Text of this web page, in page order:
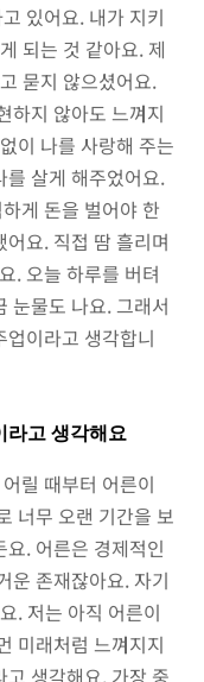
있어요. 내가 지키
되는 것 같아요. 제
묻지 않으셨어요.
하지 않아도 느껴지
이 나를 사랑해 주는
를 살게 해주었어요.
게 돈을 벌어야 한
요. 직접 땀 흘리며
. 오늘 하루를 버텨
눈물도 나요. 그래서
이라고 생각합니
라고 생각해요
릴 때부터 어른이
너무 오랜 기간을 보
. 어른은 경제적인
운 존재잖아요. 자기
. 저는 아직 어른이
미래처럼 느껴지지
생각해요. 가장 중